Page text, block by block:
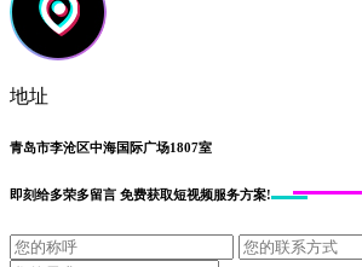
地址
青岛市李沧区中海国际广场1807室
即刻给多荣多留言 免费获取短视频服务方案!